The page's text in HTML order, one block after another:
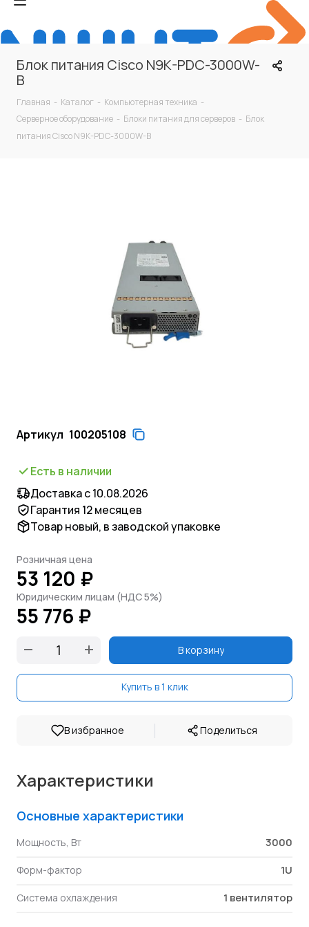
Блок питания Cisco N9K-PDC-3000W-
B
Главная - Каталог - Компьютерная техника -
Серверное оборудование - Блоки питания для серверов - Блок
питания Cisco N9K-PDC-3000W-B
Артикул 100205108
Есть в наличии
Доставка с 10.08.2026
Гарантия 12 месяцев
Товар новый, в заводской упаковке
Розничная цена
53 120 ₽
Юридическим лицам (НДС 5%)
55 776 ₽
В корзину
Купить в 1 клик
В избранное | Поделиться
Характеристики
Основные характеристики
Мощность, Вт 3000
Форм-фактор 1U
Система охлаждения 1 вентилятор